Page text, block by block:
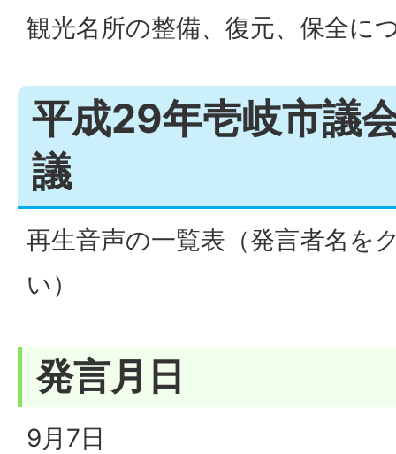
観光名所の整備、復元、保全に
平成29年壱岐市議
議
再生音声の一覧表（発言者名を
い）
発言月日
9月7日